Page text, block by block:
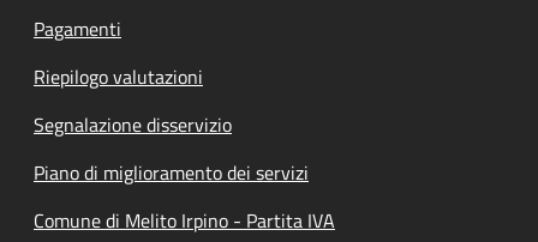
Pagamenti
Riepilogo valutazioni
Segnalazione disservizio
Piano di miglioramento dei servizi
Comune di Melito Irpino - Partita IVA